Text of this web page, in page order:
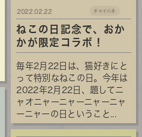
ねこの日記念で、おか
かが限定コラボ！
毎年2月22日は、猫好きにと
って特別なねこの日。今年は
2022年2月22日、題してニ
ャオニャーニャーニャーニャ
ーニャーの日ということ...
2022.02.22 チャイハネ